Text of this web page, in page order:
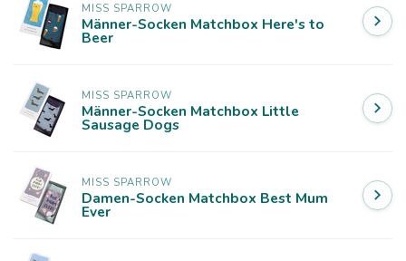
MISS SPARROW
Männer-Socken Matchbox Here's to
Beer
MISS SPARROW
Männer-Socken Matchbox Little
Sausage Dogs
MISS SPARROW
Damen-Socken Matchbox Best Mum
Ever